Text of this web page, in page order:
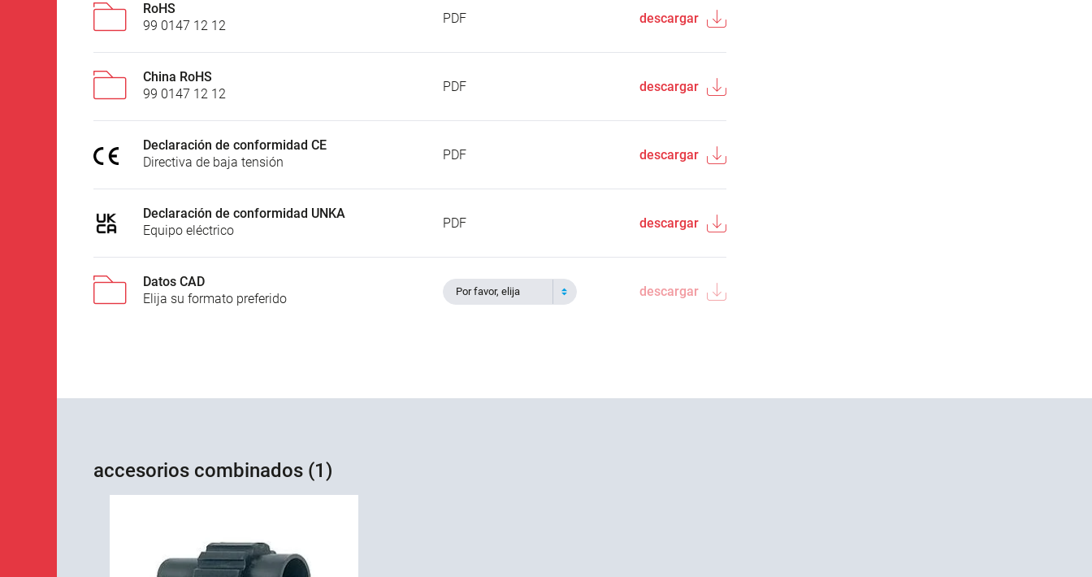
RoHS
99 0147 12 12
PDF descargar
China RoHS
99 0147 12 12
PDF descargar
Declaración de conformidad CE
Directiva de baja tensión
PDF descargar
Declaración de conformidad UNKA
Equipo eléctrico
PDF descargar
Datos CAD
Elija su formato preferido
Por favor, elija descargar
accesorios combinados (1)